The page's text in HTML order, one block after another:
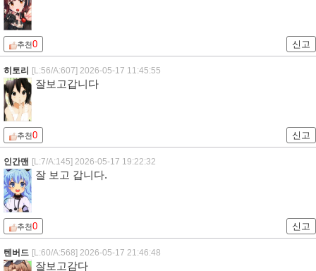
추천0 신고
히토리 [L:56/A:607] 2026-05-17 11:45:55
잘보고갑니다
추천0 신고
인간맨 [L:7/A:145] 2026-05-17 19:22:32
잘 보고 갑니다.
추천0 신고
텐버드 [L:60/A:568] 2026-05-17 21:46:48
잘보고감다